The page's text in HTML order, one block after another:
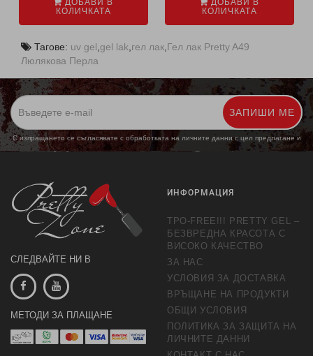
ДОБАВИ В
КОЛИЧКАТА
ДОБАВИ В
КОЛИЧКАТА
Тагове: uv gel gel lak гел лак Гел лак Pretty A49
Люлякова Перла
ЗАПИШИ МЕ
С изпращането се съгласявате с обработката на личните данни с цел предлагане и
обработка на маркетингови предложения. Повече информация
СЛЕДВАЙТЕ НИ В
МЕТОДИ ЗА ПЛАЩАНЕ
ИНФОРМАЦИЯ
TPO-FREE!!! PRETTY GEL –
БЕЗВРЕДНА КРАСОТА С
ВИСОКО КАЧЕСТВО
ЗА НАС
УСЛОВИЯ ЗА ДОСТАВКА
ВРЪЩАНЕ НА ПРОДУКТИ
ОБЩИ УСЛОВИЯ
ПОЛИТИКА ЗА ЗАЩИТА НА
ЛИЧНИТЕ ДАННИ